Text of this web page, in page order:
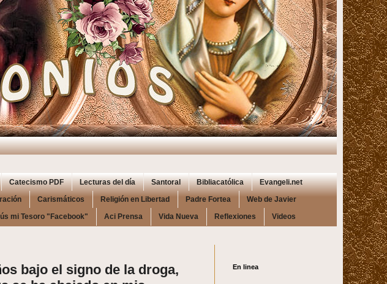
Catecismo PDF Lecturas del día Santoral Bibliacatólica Evangeli.net
Carismáticos Religión en Libertad Padre Fortea Web de Javier
mi Tesoro "Facebook" Aci Prensa Vida Nueva Reflexiones Videos
bajo el signo de la droga,
En linea